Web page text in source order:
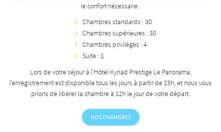
le confort nécessaire :
Chambres standards : 30
Chambres supérieures : 30
Chambres privilèges : 4
Suite : 1
Lors de votre séjour à l'Hôtel Kyriad Prestige Le Panorama,
l'enregistrement est disponible tous les jours à partir de 15h, et nous vous
prions de libérer la chambre à 12h le jour de votre départ.
NOS CHAMBRES